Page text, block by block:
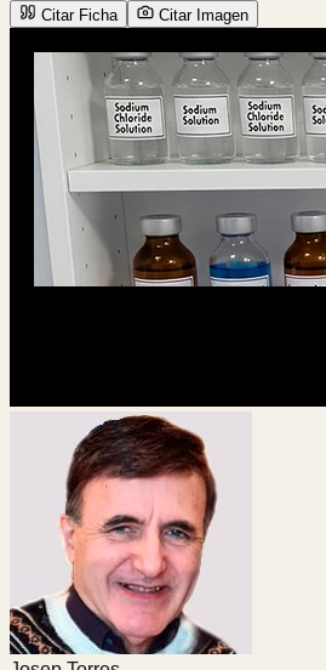
Citar Ficha Citar Imagen